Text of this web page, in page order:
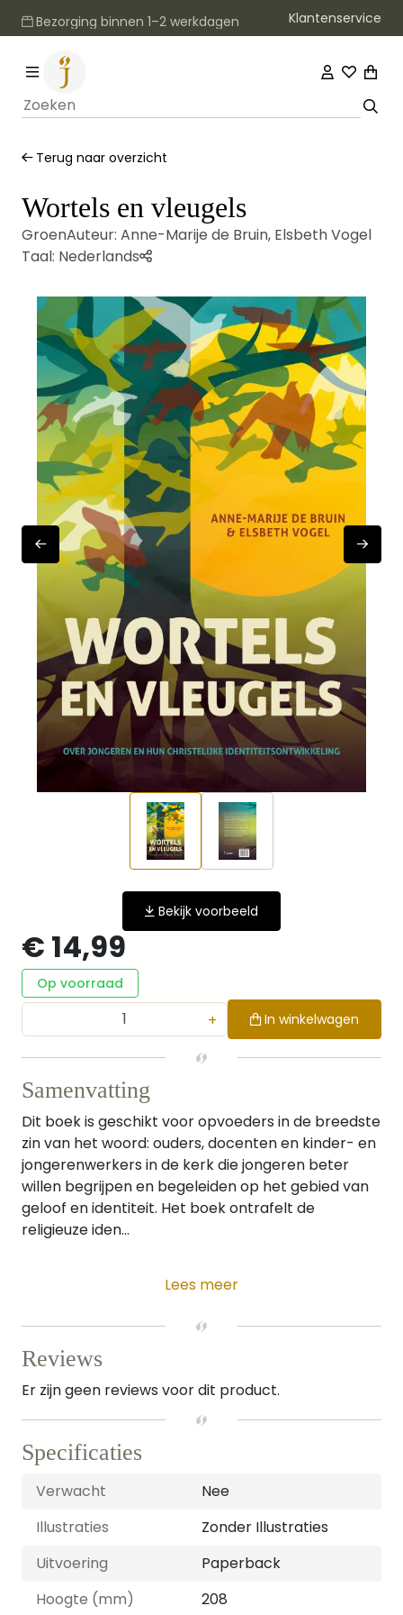
Bezorging binnen 1–2 werkdagen Klantenservice
Terug naar overzicht
Wortels en vleugels
GroenAuteur: Anne-Marije de Bruin, Elsbeth Vogel
Taal: Nederlands
Bekijk voorbeeld
€ 14,99
Op voorraad
+ In winkelwagen
Samenvatting
Dit boek is geschikt voor opvoeders in de breedste
zin van het woord: ouders, docenten en kinder- en
jongerenwerkers in de kerk die jongeren beter
willen begrijpen en begeleiden op het gebied van
geloof en identiteit. Het boek ontrafelt de
religieuze iden...
Lees meer
Reviews
Er zijn geen reviews voor dit product.
Specificaties
Verwacht
Nee
Illustraties
Zonder Illustraties
Uitvoering
Paperback
Hoogte (mm)
208